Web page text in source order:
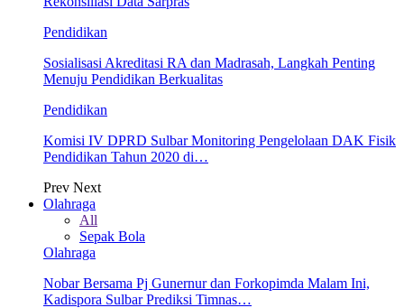
Pendidikan
Sosialisasi Akreditasi RA dan Madrasah, Langkah Penting
Menuju Pendidikan Berkualitas
Pendidikan
Komisi IV DPRD Sulbar Monitoring Pengelolaan DAK Fisik
Pendidikan Tahun 2020 di…
Prev Next
Olahraga
All
Sepak Bola
Olahraga
Nobar Bersama Pj Gunernur dan Forkopimda Malam Ini,
Kadispora Sulbar Prediksi Timnas…